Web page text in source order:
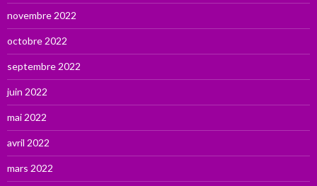
novembre 2022
octobre 2022
septembre 2022
juin 2022
mai 2022
avril 2022
mars 2022